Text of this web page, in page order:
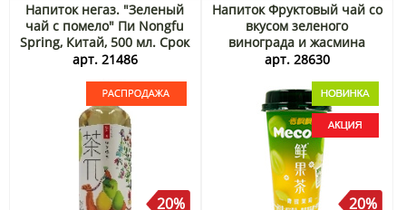
Напиток негаз. "Зеленый
чай с помело" Пи Nongfu
Spring, Китай, 500 мл. Срок
до 19.09.2026. Распродажа
арт. 21486
20%
Напиток Фруктовый чай со
вкусом зеленого
винограда и жасмина
Меко / Meco, Китай, 400 мл
арт. 28630
20%